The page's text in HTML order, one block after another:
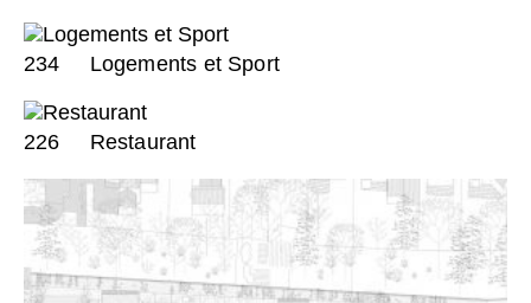
234 Logements et Sport
226 Restaurant